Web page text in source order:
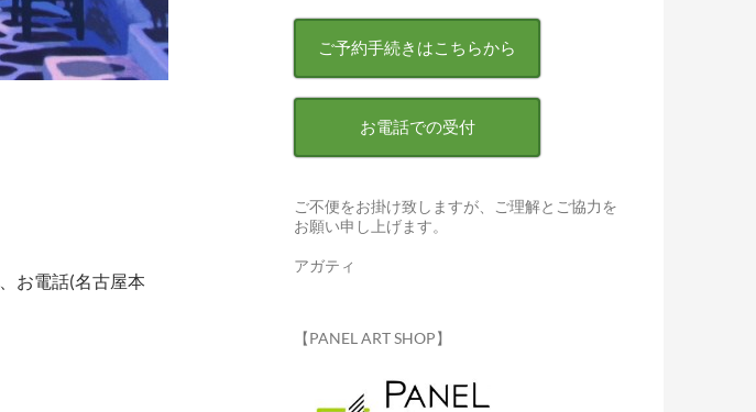
、お電話(名古屋本
ご予約手続きはこちらから
お電話での受付
ご不便をお掛け致しますが、ご理解とご協力を
お願い申し上げます。
アガティ
【PANEL ART SHOP】